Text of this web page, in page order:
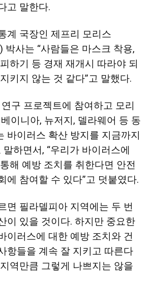
고 말한다.
계 국장인 제프리 모리스
사는 “사람들은 마스크 착용,
하기 등 경재 재개시 따라야 되
키지 않는 것 같다”고 말했다.
구 프로젝트에 참여하고 모리
이니아, 뉴저지, 델라웨어 등 동
바이러스 확산 방지를 지금까지
말하면서, “우리가 바이러스에
해 예방 조치를 취한다면 안전
에 참여할 수 있다”고 덧붙였다.
면 필라델피아 지역에는 두 번
이 있을 것이다. 하지만 중요한
이러스에 대한 예방 조치와 건
항들을 계속 잘 지키고 따른다
역만큼 그렇게 나쁘지는 않을